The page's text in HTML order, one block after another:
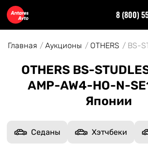
8 (800)
Главная Аукционы OTHERS BS-
OTHERS BS-
AMP-AW4-HO-N-
Японии
Седаны Хэтчбеки